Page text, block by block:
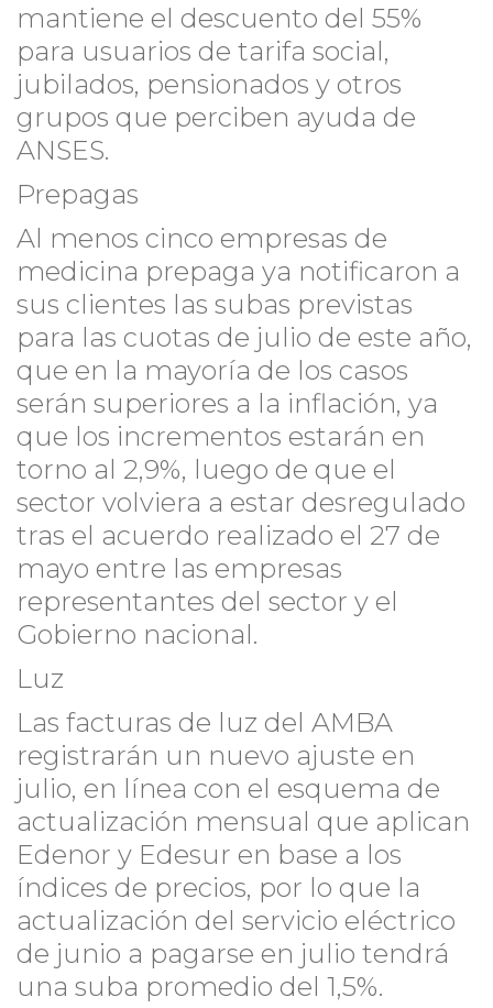
mantiene el descuento del 55%
para usuarios de tarifa social,
jubilados, pensionados y otros
grupos que perciben ayuda de
ANSES.
Prepagas
Al menos cinco empresas de
medicina prepaga ya notificaron a
sus clientes las subas previstas
para las cuotas de julio de este año,
que en la mayoría de los casos
serán superiores a la inflación, ya
que los incrementos estarán en
torno al 2,9%, luego de que el
sector volviera a estar desregulado
tras el acuerdo realizado el 27 de
mayo entre las empresas
representantes del sector y el
Gobierno nacional.
Luz
Las facturas de luz del AMBA
registrarán un nuevo ajuste en
julio, en línea con el esquema de
actualización mensual que aplican
Edenor y Edesur en base a los
índices de precios, por lo que la
actualización del servicio eléctrico
de junio a pagarse en julio tendrá
una suba promedio del 1,5%.